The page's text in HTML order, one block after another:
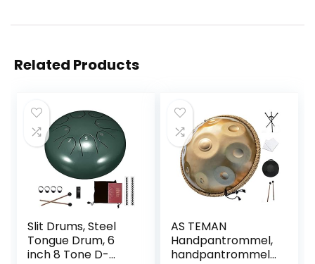
Related Products
Slit Drums, Steel
Tongue Drum, 6
inch 8 Tone D-
AS TEMAN
Handpantrommel,
handpantrommel,